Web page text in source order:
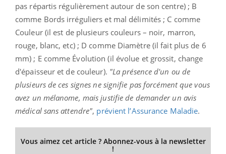
pas répartis régulièrement autour de son centre) ; B
comme Bords irréguliers et mal délimités ; C comme
Couleur (il est de plusieurs couleurs – noir, marron,
rouge, blanc, etc) ; D comme Diamètre (il fait plus de 6
mm) ; E comme Évolution (il évolue et grossit, change
d'épaisseur et de couleur). "La présence d'un ou de
plusieurs de ces signes ne signifie pas forcément que vous
avez un mélanome, mais justifie de demander un avis
médical sans attendre", prévient l’Assurance Maladie.
Vous aimez cet article ? Abonnez-vous à la newsletter
!